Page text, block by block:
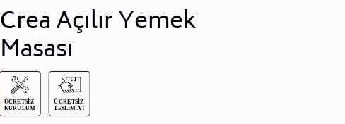
Crea Açılır Yemek
Masası